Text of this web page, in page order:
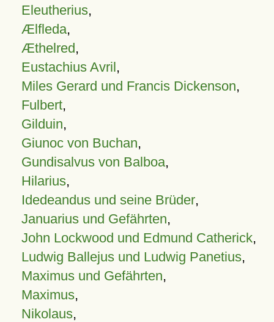
Eleutherius,
Ælfleda,
Æthelred,
Eustachius Avril,
Miles Gerard und Francis Dickenson,
Fulbert,
Gilduin,
Giunoc von Buchan,
Gundisalvus von Balboa,
Hilarius,
Idedeandus und seine Brüder,
Januarius und Gefährten,
John Lockwood und Edmund Catherick,
Ludwig Ballejus und Ludwig Panetius,
Maximus und Gefährten,
Maximus,
Nikolaus,